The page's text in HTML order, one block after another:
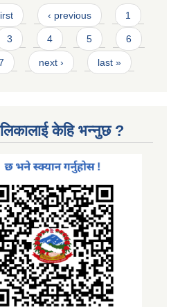
‹ previous 1
3 4 5 6
next › last »
केहि भन्नुछ ?